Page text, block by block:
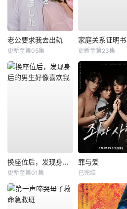
老公要求我去出轨
更新至第05集
家庭关系证明书
更新至第23集
换座位后，发现身后的男生好像喜欢我
更新至第01集
罪与爱
已完结